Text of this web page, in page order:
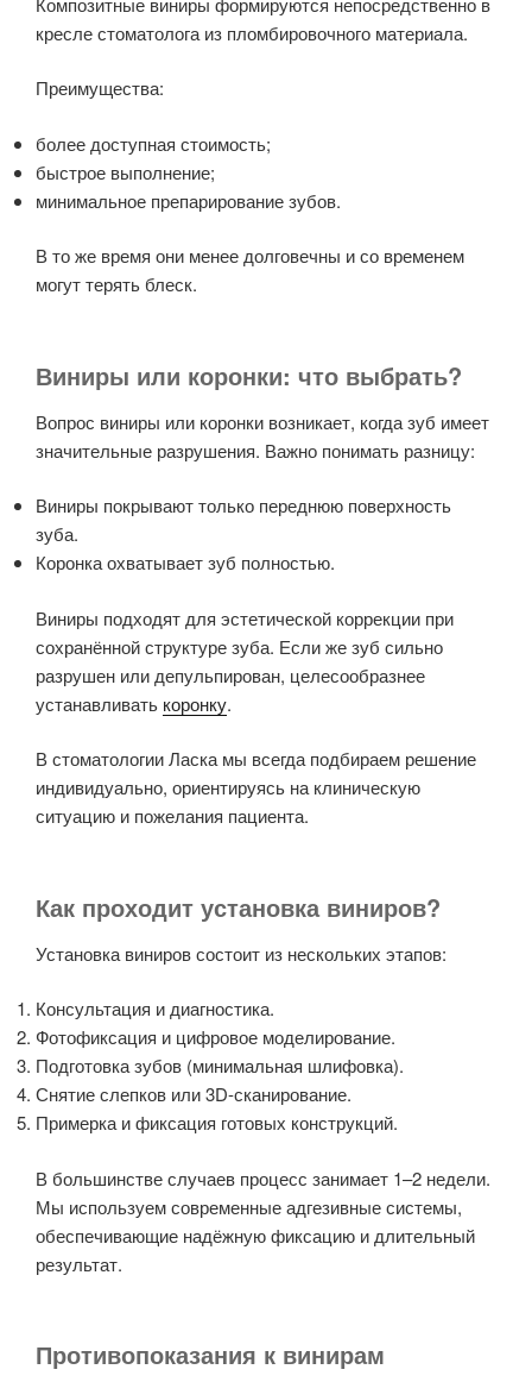
кресле стоматолога из пломбировочного материала.
Преимущества:
более доступная стоимость;
быстрое выполнение;
минимальное препарирование зубов.
В то же время они менее долговечны и со временем
могут терять блеск.
Виниры или коронки: что выбрать?
Вопрос виниры или коронки возникает, когда зуб имеет
значительные разрушения. Важно понимать разницу:
Виниры покрывают только переднюю поверхность
зуба.
Коронка охватывает зуб полностью.
Виниры подходят для эстетической коррекции при
сохранённой структуре зуба. Если же зуб сильно
разрушен или депульпирован, целесообразнее
устанавливать коронку.
В стоматологии Ласка мы всегда подбираем решение
индивидуально, ориентируясь на клиническую
ситуацию и пожелания пациента.
Как проходит установка виниров?
Установка виниров состоит из нескольких этапов:
Консультация и диагностика.
Фотофиксация и цифровое моделирование.
Подготовка зубов (минимальная шлифовка).
Снятие слепков или 3D-сканирование.
Примерка и фиксация готовых конструкций.
В большинстве случаев процесс занимает 1–2 недели.
Мы используем современные адгезивные системы,
обеспечивающие надёжную фиксацию и длительный
результат.
Противопоказания к винирам